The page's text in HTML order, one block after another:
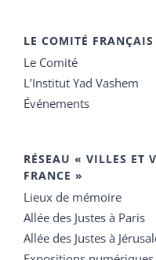
LE COMITÉ
Le Comité
L’Institut Yad Vashem
Événements
RÉSEAU « VILLES ET
FRANCE »
Lieux de mémoire
Allée des Justes à Paris
Allée des Justes à